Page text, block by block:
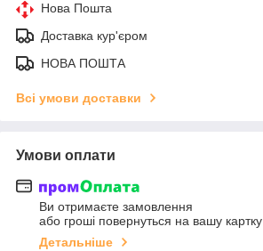
Нова Пошта
Доставка кур'єром
НОВА ПОШТА
Всі умови доставки
Умови оплати
Ви отримаєте замовлення
або гроші повернуться на вашу картку
Детальніше